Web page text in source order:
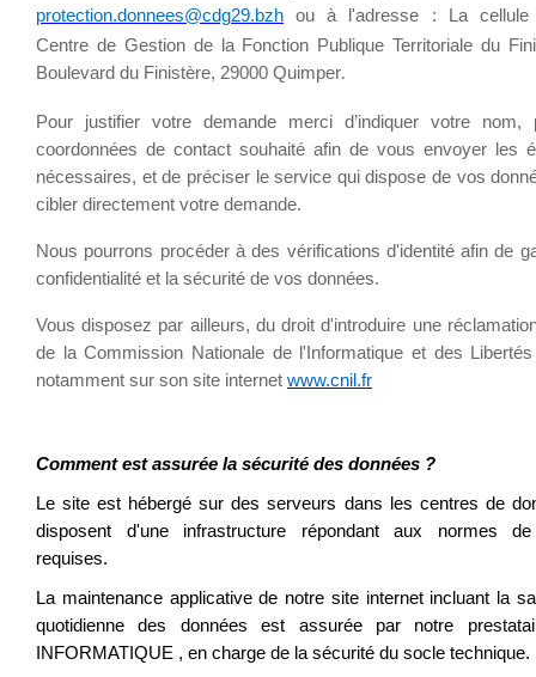
protection.donnees@cdg29.bzh ou à l'adresse : La cellule
Centre de Gestion de la Fonction Publique Territoriale du
Boulevard du Finistère, 29000 Quimper.
Pour justifier votre demande merci d’indiquer votre nom,
coordonnées de contact souhaité afin de vous envoyer les
nécessaires, et de préciser le service qui dispose de vos
cibler directement votre demande.
Nous pourrons procéder à des vérifications d'identité afin de
confidentialité et la sécurité de vos données.
Vous disposez par ailleurs, du droit d'introduire une
de la Commission Nationale de l'Informatique et des
notamment sur son site internet www.cnil.fr
Comment est assurée la sécurité des données ?
Le site est hébergé sur des serveurs dans les centres de
disposent d'une infrastructure répondant aux normes
requises.
La maintenance applicative de notre site internet incluant la
quotidienne des données est assurée par notre
INFORMATIQUE , en charge de la sécurité du socle technique.